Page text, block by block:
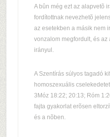
A bûn még ezt az alapvetõ
fordítottnak nevezhetõ
az esetekben a másik nem
vonzalom megfordult, és az
irányul.
A Szentírás súlyos tagadó
homoszexuális
3Móz 18:22; 20:13; Róm
fajta gyakorlat erõsen
és a nõben.